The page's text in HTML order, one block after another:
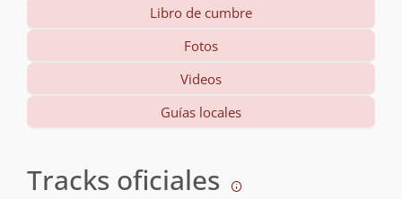
Libro de cumbre
Fotos
Videos
Guías locales
Tracks oficiales